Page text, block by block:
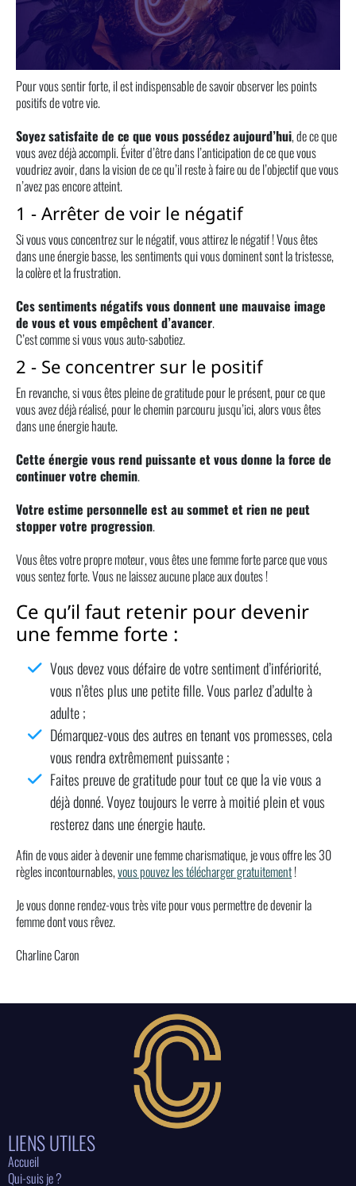
Pour vous sentir forte, il est indispensable de savoir observer les points
positifs de votre vie.
Soyez satisfaite de ce que vous possédez aujourd’hui, de ce que
vous avez déjà accompli. Éviter d’être dans l’anticipation de ce que vous
voudriez avoir, dans la vision de ce qu’il reste à faire ou de l’objectif que vous
n’avez pas encore atteint.
1 - Arrêter de voir le négatif
Si vous vous concentrez sur le négatif, vous attirez le négatif ! Vous êtes
dans une énergie basse, les sentiments qui vous dominent sont la tristesse,
la colère et la frustration.
Ces sentiments négatifs vous donnent une mauvaise image
de vous et vous empêchent d’avancer.
C’est comme si vous vous auto-sabotiez.
2 - Se concentrer sur le positif
En revanche, si vous êtes pleine de gratitude pour le présent, pour ce que
vous avez déjà réalisé, pour le chemin parcouru jusqu’ici, alors vous êtes
dans une énergie haute.
Cette énergie vous rend puissante et vous donne la force de
continuer votre chemin.
Votre estime personnelle est au sommet et rien ne peut
stopper votre progression.
Vous êtes votre propre moteur, vous êtes une femme forte parce que vous
vous sentez forte. Vous ne laissez aucune place aux doutes !
Ce qu’il faut retenir pour devenir
une femme forte :
Vous devez vous défaire de votre sentiment d’infériorité,
vous n’êtes plus une petite fille. Vous parlez d’adulte à
adulte ;
Démarquez-vous des autres en tenant vos promesses, cela
vous rendra extrêmement puissante ;
Faites preuve de gratitude pour tout ce que la vie vous a
déjà donné. Voyez toujours le verre à moitié plein et vous
resterez dans une énergie haute.
Afin de vous aider à devenir une femme charismatique, je vous offre les 30
règles incontournables,vous pouvez les télécharger gratuitement!
Je vous donne rendez-vous très vite pour vous permettre de devenir la
femme dont vous rêvez.
Charline Caron
LIENS UTILES
Accueil
Qui-suis je ?